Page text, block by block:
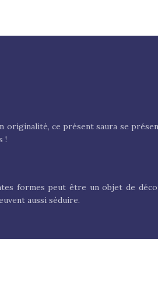
ce présent saura se
!
formes peut être un objet de
aussi séduire.